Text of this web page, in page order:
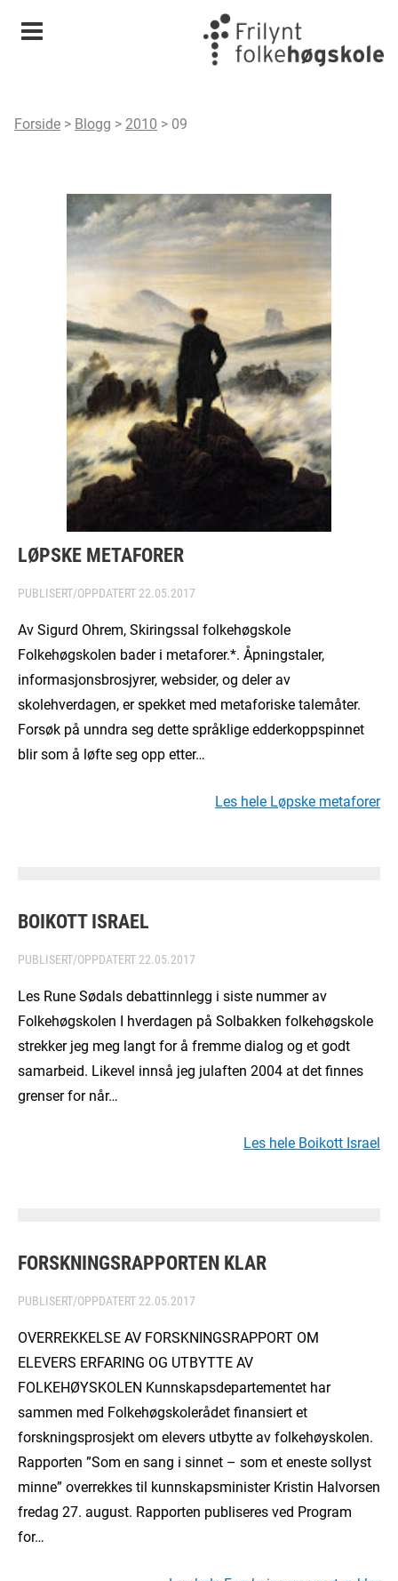
Meny
Forside > Blogg > 2010 > 09
LØPSKE METAFORER
PUBLISERT/OPPDATERT 22.05.2017
Av Sigurd Ohrem, Skiringssal folkehøgskole
Folkehøgskolen bader i metaforer.*. Åpningstaler,
informasjonsbrosjyrer, websider, og deler av
skolehverdagen, er spekket med metaforiske talemåter.
Forsøk på unndra seg dette språklige edderkoppspinnet
blir som å løfte seg opp etter…
Les hele Løpske metaforer
BOIKOTT ISRAEL
PUBLISERT/OPPDATERT 22.05.2017
Les Rune Sødals debattinnlegg i siste nummer av
Folkehøgskolen I hverdagen på Solbakken folkehøgskole
strekker jeg meg langt for å fremme dialog og et godt
samarbeid. Likevel innså jeg julaften 2004 at det finnes
grenser for når…
Les hele Boikott Israel
FORSKNINGSRAPPORTEN KLAR
PUBLISERT/OPPDATERT 22.05.2017
OVERREKKELSE AV FORSKNINGSRAPPORT OM
ELEVERS ERFARING OG UTBYTTE AV
FOLKEHØYSKOLEN Kunnskapsdepartementet har
sammen med Folkehøgskolerådet finansiert et
forskningsprosjekt om elevers utbytte av folkehøyskolen.
Rapporten ”Som en sang i sinnet – som et eneste sollyst
minne” overrekkes til kunnskapsminister Kristin Halvorsen
fredag 27. august. Rapporten publiseres ved Program
for…